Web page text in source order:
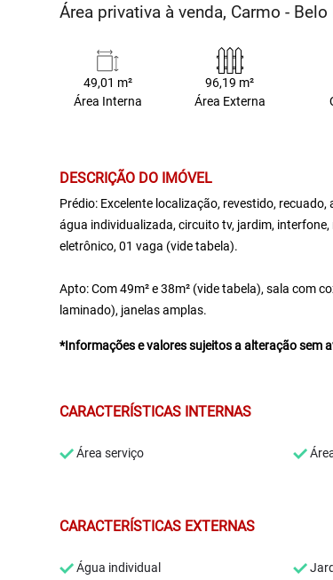
Área privativa à venda, Carmo -
49,01 m²
Área Interna
96,19 m²
Área Externa
DESCRIÇÃO DO IMÓVEL
Prédio: Excelente localização, revestido,
água individualizada, circuito tv, jardim,
eletrônico, 01 vaga (vide tabela).
Apto: Com 49m² e 38m² (vide tabela), sala com
laminado), janelas amplas.
*Informações e valores sujeitos a alteração sem
CARACTERÍSTICAS INTERNAS
Área serviço
CARACTERÍSTICAS EXTERNAS
Água individual